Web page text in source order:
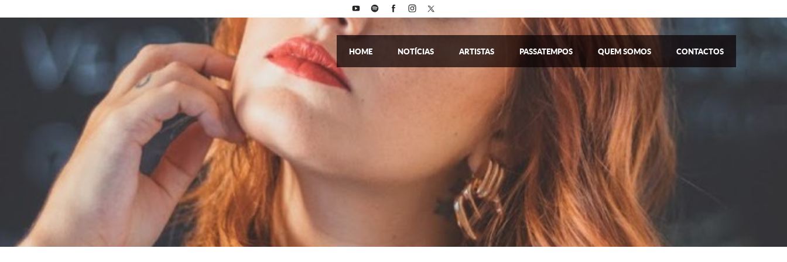
HOME NOTÍCIAS ARTISTAS PASSATEMPOS QUEM SOMOS CONTACTOS